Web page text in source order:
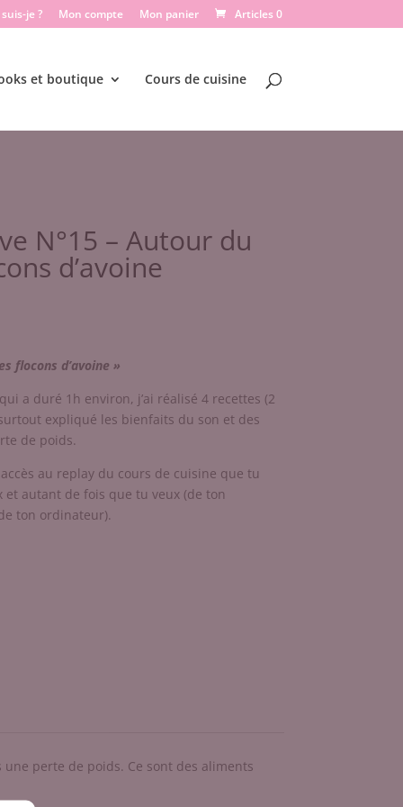
je ? Mon compte Mon panier Articles 0
et boutique Cours de cuisine
N°15 – Autour du
d’avoine
flocons d’avoine »
a duré 1h environ, j’ai réalisé 4 recettes (2
expliqué les bienfaits du son et des
de poids.
au replay du cours de cuisine que tu
autant de fois que tu veux (de ton
ton ordinateur).
perte de poids. Ce sont des aliments